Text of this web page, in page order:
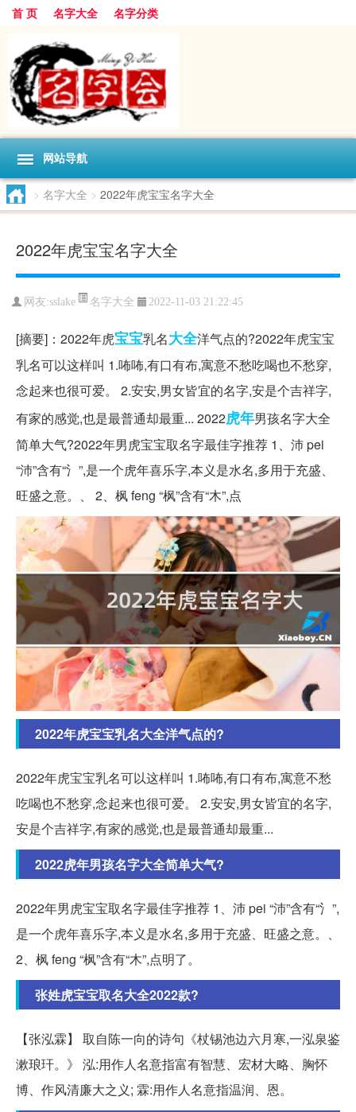
首 页 名字大全 名字分类
网站导航
> 名字大全 > 2022年虎宝宝名字大全
2022年虎宝宝名字大全
网友:sslake 名字大全 2022-11-03 21:22:45
[摘要]：2022年虎宝宝乳名大全洋气点的?2022年虎宝宝
乳名可以这样叫 1.咘咘,有口有布,寓意不愁吃喝也不愁穿,
念起来也很可爱。 2.安安,男女皆宜的名字,安是个吉祥字,
有家的感觉,也是最普通却最重... 2022虎年男孩名字大全
简单大气?2022年男虎宝宝取名字最佳字推荐 1、沛 pei
“沛”含有“氵”,是一个虎年喜乐字,本义是水名,多用于充盛、
旺盛之意。、 2、枫 feng “枫”含有“木”,点
2022年虎宝宝乳名大全洋气点的?
2022年虎宝宝乳名可以这样叫 1.咘咘,有口有布,寓意不愁
吃喝也不愁穿,念起来也很可爱。 2.安安,男女皆宜的名字,
安是个吉祥字,有家的感觉,也是最普通却最重...
2022虎年男孩名字大全简单大气?
2022年男虎宝宝取名字最佳字推荐 1、沛 pei “沛”含有“氵”,
是一个虎年喜乐字,本义是水名,多用于充盛、旺盛之意。、
2、枫 feng “枫”含有“木”,点明了。
张姓虎宝宝取名大全2022款?
【张泓霖】 取自陈一向的诗句《杖锡池边六月寒,一泓泉鉴
漱琅玕。》 泓:用作人名意指富有智慧、宏材大略、胸怀
博、作风清廉大之义; 霖:用作人名意指温润、恩。